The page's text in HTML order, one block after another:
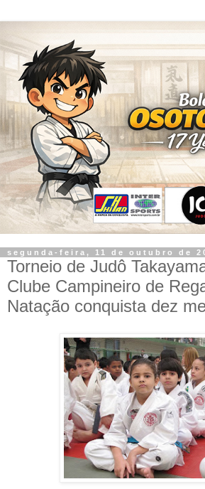
segunda-feira, 11 de outubro de
Torneio de Judô
Clube Campineiro de
Natação conquista dez